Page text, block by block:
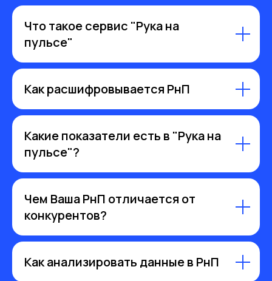
Что такое сервис "Рука на
пульсе"
Как расшифровывается РнП
Какие показатели есть в "Рука на
пульсе"?
Чем Ваша РнП отличается от
конкурентов?
Как анализировать данные в РнП